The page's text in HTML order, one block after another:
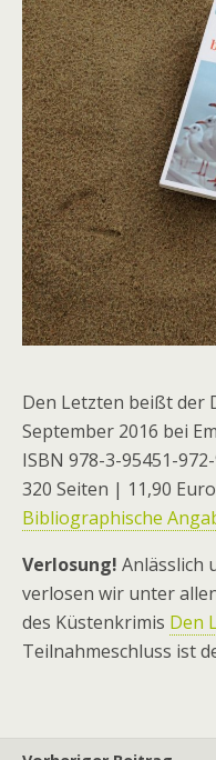
Den Letzten beißt der
September 2016 bei
ISBN 978-3-95451-
320 Seiten | 11,90 Euro
Bibliographische
Verlosung! Anlässlich
verlosen wir unter
des Küstenkrimis Den
Teilnahmeschluss ist